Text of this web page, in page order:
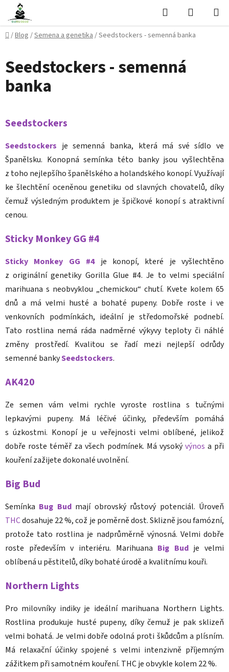
Přejít
obsah
Hledat
KOŠÍK
Domů
/Blog /Semena a genetika/Seedstockers - semenná banka
Seedstockers - semenná
banka
Seedstockers
Seedstockers je semenná banka, která má své sídlo ve
Španělsku. Konopná semínka této banky jsou vyšlechtěna
z toho nejlepšího španělského a holandského konopí. Využívají
ke šlechtění oceněnou genetiku od slavných chovatelů, díky
čemuž výsledným produktem je špičkové konopí s atraktivní
cenou.
Sticky Monkey GG #4
Sticky Monkey GG #4je konopí, které je vyšlechtěno
z originální genetiky Gorilla Glue #4. Je to velmi speciální
marihuana s neobvyklou „chemickou“ chutí. Kvete kolem 65
dnů a má velmi husté a bohaté pupeny. Dobře roste i ve
venkovních podmínkách, ideální je středomořské podnebí.
Tato rostlina nemá ráda nadměrné výkyvy teploty či náhlé
změny prostředí. Kvalitou se řadí mezi nejlepší odrůdy
semenné bankySeedstockers.
AK420
Ze semen vám velmi rychle vyroste rostlina s tučnými
lepkavými pupeny. Má léčivé účinky, především pomáhá
s úzkostmi. Konopí je u veřejnosti velmi oblíbené, jelikož
dobře roste téměř za všech podmínek. Má vysokývýnos a při
kouření zažijete dokonalé uvolnění.
Big Bud
Semínka Bug Budmají obrovský růstový potenciál. Úroveň
THCdosahuje 22 %, což je poměrně dost. Sklizně jsou famózní,
protože tato rostlina je nadprůměrně výnosná. Velmi dobře
roste především v interiéru. Marihuana Big Budje velmi
oblíbená u pěstitelů, díky bohaté úrodě a kvalitnímu kouři.
Northern Lights
Pro milovníky indiky je ideální marihuana Northern Lights.
Rostlina produkuje husté pupeny, díky čemuž je pak sklizeň
velmi bohatá. Je velmi dobře odolná proti škůdcům a plísním.
Má relaxační účinky spojené s velmi intenzivně příjemným
zážitkem při samotném kouření. THC je obvykle kolem 22 %.